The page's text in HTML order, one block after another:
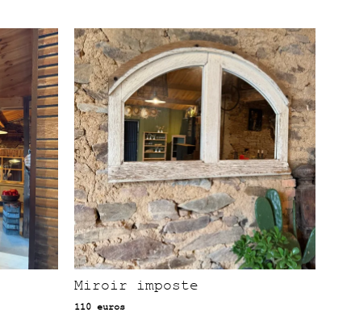
Miroir imposte
110 euros